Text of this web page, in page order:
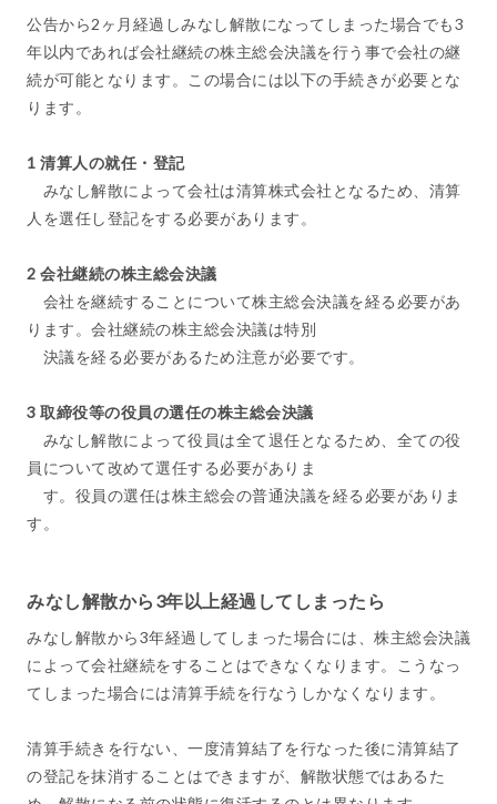
公告から2ヶ月経過しみなし解散になってしまった場合でも3
年以内であれば会社継続の株主総会決議を行う事で会社の継
続が可能となります。この場合には以下の手続きが必要とな
ります。
1 清算人の就任・登記
みなし解散によって会社は清算株式会社となるため、清算
人を選任し登記をする必要があります。
2 会社継続の株主総会決議
会社を継続することについて株主総会決議を経る必要があ
ります。会社継続の株主総会決議は特別
決議を経る必要があるため注意が必要です。
3 取締役等の役員の選任の株主総会決議
みなし解散によって役員は全て退任となるため、全ての役
員について改めて選任する必要がありま
す。役員の選任は株主総会の普通決議を経る必要がありま
す。
みなし解散から3年以上経過してしまったら
みなし解散から3年経過してしまった場合には、株主総会決議
によって会社継続をすることはできなくなります。こうなっ
てしまった場合には清算手続を行なうしかなくなります。
清算手続きを行ない、一度清算結了を行なった後に清算結了
の登記を抹消することはできますが、解散状態ではあるた